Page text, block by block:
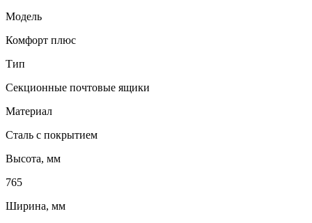
Модель
Комфорт плюс
Тип
Секционные почтовые ящики
Материал
Сталь с покрытием
Высота, мм
765
Ширина, мм